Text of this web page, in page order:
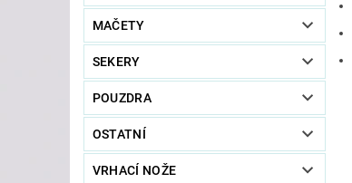
MAČETY
SEKERY
POUZDRA
OSTATNÍ
VRHACÍ NOŽE